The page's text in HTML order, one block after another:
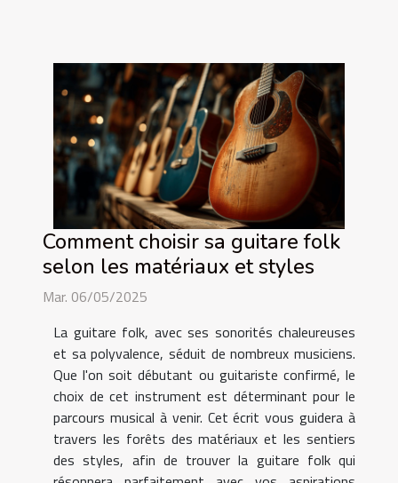
Comment choisir sa guitare folk
selon les matériaux et styles
Mar. 06/05/2025
La guitare folk, avec ses sonorités chaleureuses
et sa polyvalence, séduit de nombreux musiciens.
Que l'on soit débutant ou guitariste confirmé, le
choix de cet instrument est déterminant pour le
parcours musical à venir. Cet écrit vous guidera à
travers les forêts des matériaux et les sentiers
des styles, afin de trouver la guitare folk qui